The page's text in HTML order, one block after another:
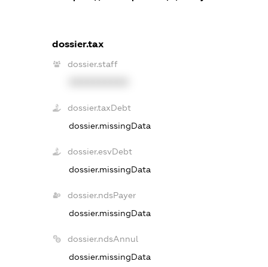
dossier.tax
dossier.staff
dossier.taxDebt
dossier.missingData
dossier.esvDebt
dossier.missingData
dossier.ndsPayer
dossier.missingData
dossier.ndsAnnul
dossier.missingData